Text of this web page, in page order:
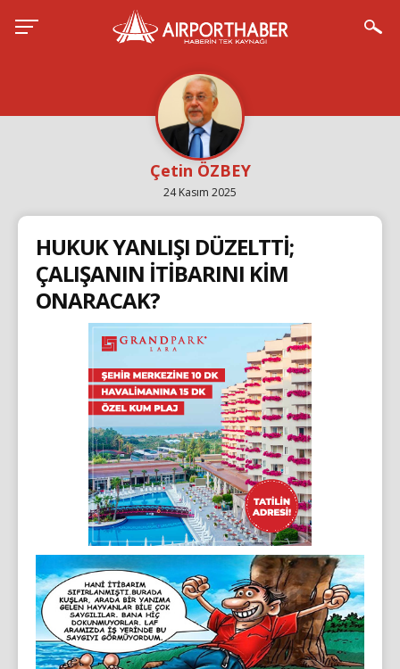
Çetin ÖZBEY
24 Kasım 2025
HUKUK YANLIŞI DÜZELTTİ;
ÇALIŞANIN İTİBARINI KİM
ONARACAK?